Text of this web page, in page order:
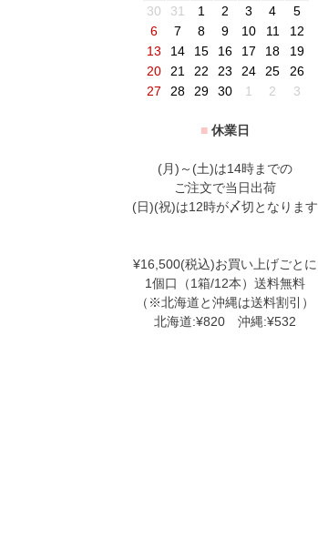
30
31 1 2 3 4
5
6
7 8 9 10 11
12
13
14 15 16 17 18
19
20
21 22 23 24 25
26
27
28 29 30 1 2 3
■ 休業日
(月)～(土)は14時までの
ご注文で当日出荷
(日)(祝)は12時が〆切となります
¥16,500(税込)お買い上げごとに
1個口（1箱/12本）送料無料
（※北海道と沖縄は送料割引）
北海道:¥820 沖縄:¥532